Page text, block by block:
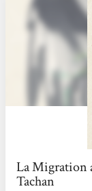
La Migration
Tachan